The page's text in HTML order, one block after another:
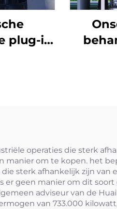
plug-in
operaties die sterk
manier om te kopen. het
sterk afhankelijk zijn van
er geen manier om dit
adviseur van de
van 733.000